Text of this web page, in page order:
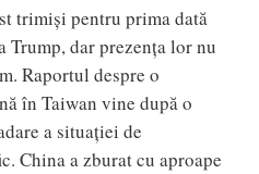
trimiși pentru prima dată
Trump, dar prezența lor nu
Raportul despre o
în Taiwan vine după o
a situației de
China a zburat cu aproape